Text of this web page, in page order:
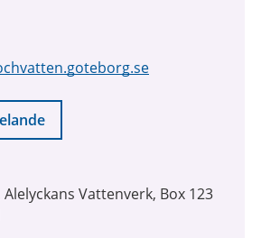
Vattenverk, Box 123